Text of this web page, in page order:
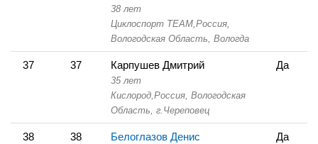
38 лет
Циклоспорт TEAM, Россия,
Вологодская Область, Вологда
37 37 Карпушев Дмитрий
35 лет
Кислород, Россия, Вологодская
Область, г.Череповец
Да
38 38 Белоглазов Денис Да